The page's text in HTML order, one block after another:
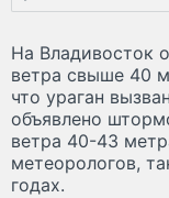
На Владивосток
ветра свыше 40
что ураган
объявлено
ветра 40-43
метеорологов,
годах.